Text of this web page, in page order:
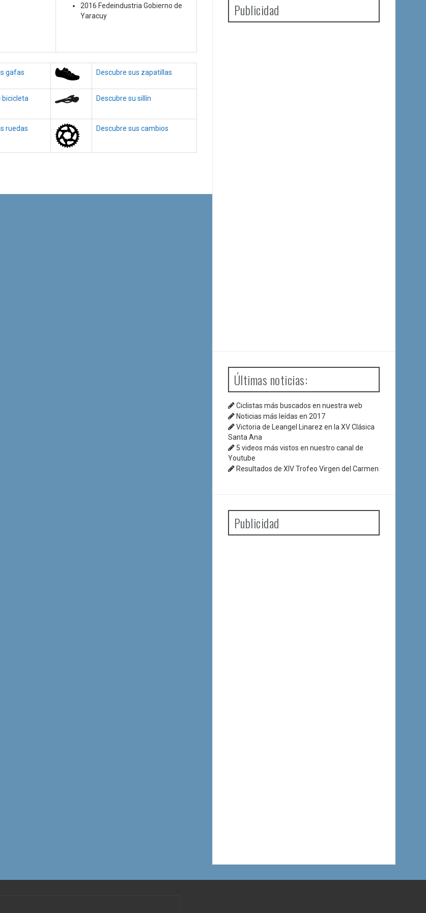
2016 Fedeindustria Gobierno de
Yaracuy
gafas Descubre sus zapatillas
bicicleta Descubre su sillín
ruedas Descubre sus cambios
Publicidad
Últimas noticias:
Ciclistas más buscados en nuestra web
Noticias más leídas en 2017
Victoria de Leangel Linarez en la XV Clásica
Santa Ana
5 videos más vistos en nuestro canal de
Youtube
Resultados de XIV Trofeo Virgen del Carmen
Publicidad